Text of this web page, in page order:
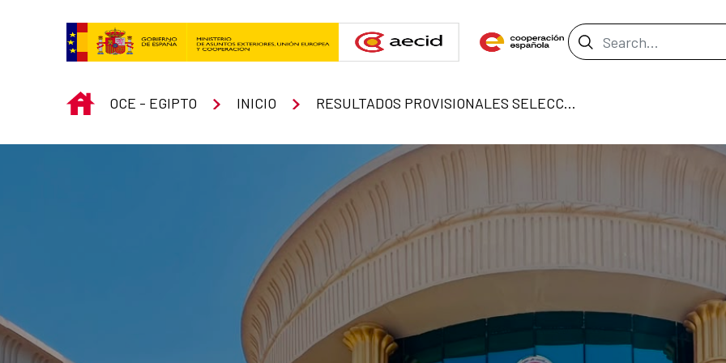
Search Bar
INICIO
OCE - EGIPTO INICIO RESULTADOS PROVISIONALES SELECCIÓN AUXILIAR ADMINISTRATIVO OCE EL CAIRO